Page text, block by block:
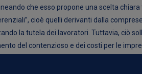
che esso propone una scelta
cioè quelli derivanti dalla
la tutela dei lavoratori. Tuttavia, ciò
del contenzioso e dei costi per le